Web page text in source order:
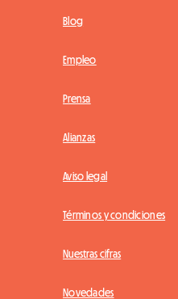
Blog
Empleo
Prensa
Alianzas
Aviso legal
Términos y condiciones
Nuestras cifras
Novedades